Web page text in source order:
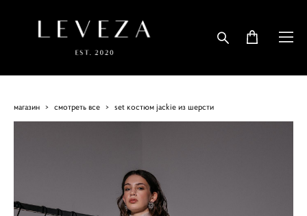
магазин > смотреть все > set костюм jackie из шерсти